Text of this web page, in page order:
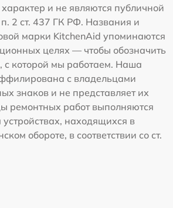
и не являются публичной
2 ст. 437 ГК РФ. Названия и
марки KitchenAid упоминаются
целях — чтобы обозначить
с которой мы работаем. Наша
с владельцами
знаков и не представляет их
ремонтных работ выполняются
находящихся в
обороте, в соответствии со ст.